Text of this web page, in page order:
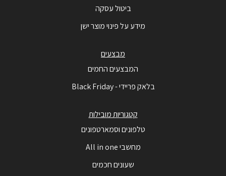
ביטול עסקה
מידע על פינוי מוצר ישן
מבצעים
המבצעים החמים
בלאק פריידי - Black Friday
קטגוריות מובילות
טלפונים וסמארטפונים
מחשבי All in one
שעונים חכמים